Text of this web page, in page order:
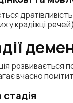
у крадіжці
розвивається
вчасно
стадія